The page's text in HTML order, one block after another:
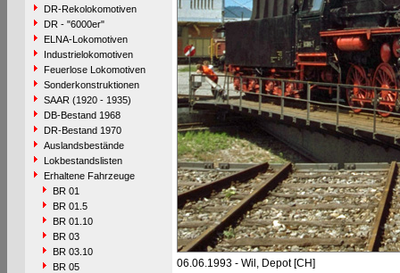
DR-Rekolokomotiven
DR - "6000er"
ELNA-Lokomotiven
Industrielokomotiven
Feuerlose Lokomotiven
Sonderkonstruktionen
SAAR (1920 - 1935)
DB-Bestand 1968
DR-Bestand 1970
Auslandsbestände
Lokbestandslisten
Erhaltene Fahrzeuge
BR 01
BR 01.5
BR 01.10
BR 03
BR 03.10
BR 05
06.06.1993 - Wil, Depot [CH]